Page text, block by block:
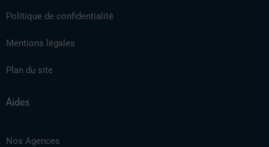
Politique de confidentialité
Mentions légales
Plan du site
Aides
Nos Agences